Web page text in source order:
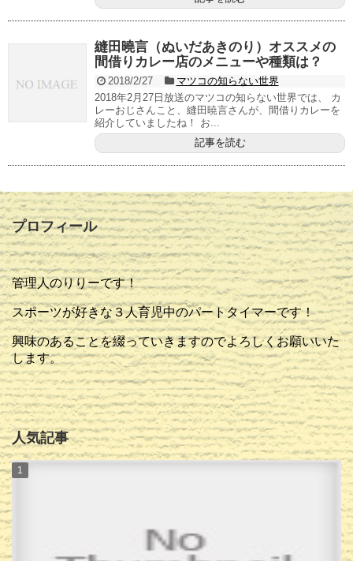
縫田曉言（ぬいだあきのり）オススメの
間借りカレー店のメニューや種類は？
2018/2/27
マツコの知らない世界
2018年2月27日放送のマツコの知らない世界では、 カ
レーおじさんこと、縫田暁言さんが、間借りカレーを
紹介していましたね！ お...
記事を読む
プロフィール
管理人のりりーです！
スポーツが好きな３人育児中のパートタイマーです！
興味のあることを綴っていきますのでよろしくお願いいた
します。
人気記事